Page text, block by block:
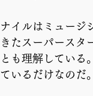
ナイルはミュージ
きたスーパースタ
とも理解している
ているだけなのだ